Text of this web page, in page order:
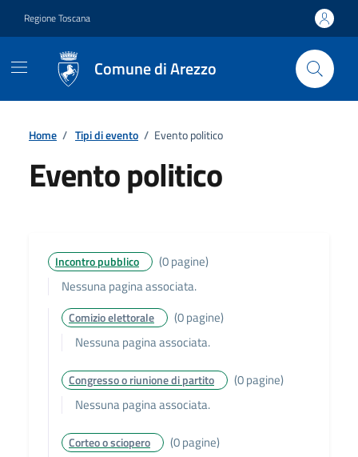
Regione Toscana
Comune di Arezzo
Home / Tipi di evento / Evento politico
Evento politico
Incontro pubblico
(0 pagine)
Nessuna pagina associata.
Comizio elettorale
(0 pagine)
Nessuna pagina associata.
Congresso o riunione di partito
(0 pagine)
Nessuna pagina associata.
Corteo o sciopero
(0 pagine)